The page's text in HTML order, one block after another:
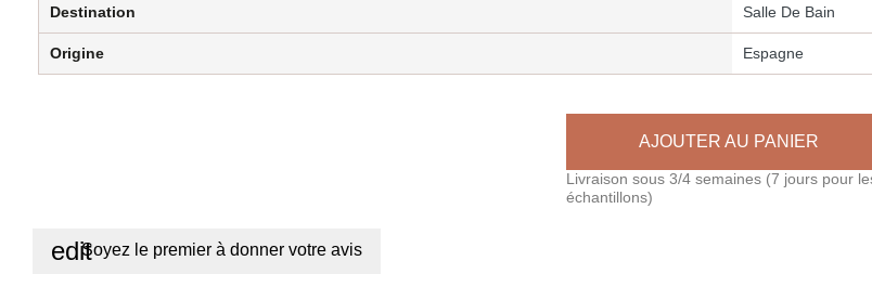
Destination Salle De Bain
Origine Espagne
AJOUTER AU PANIER
Livraison sous 3/4 semaines (7 jours pour
échantillons)
editSoyez le premier à donner votre avis